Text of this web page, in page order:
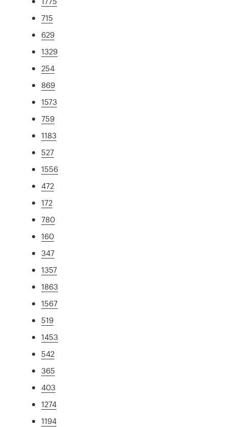
715
629
1329
254
869
1573
759
1183
527
1556
472
172
780
160
347
1357
1863
1567
519
1453
542
365
403
1274
1194